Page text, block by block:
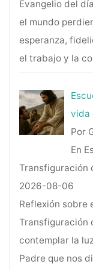
Evangelio del
el mundo
esperanza,
el trabajo y la
vida
Por
En
Transfiguración
2026-08-06
Reflexión sobre
Transfiguración
contemplar la
Padre que nos